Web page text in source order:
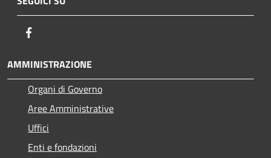
AMMINISTRAZIONE
Organi di Governo
Aree Amministrative
Uffici
Enti e fondazioni